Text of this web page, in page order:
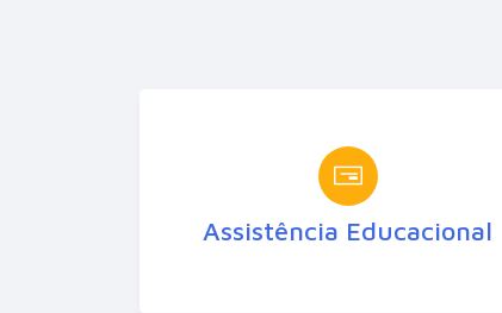
Assistência Educacional